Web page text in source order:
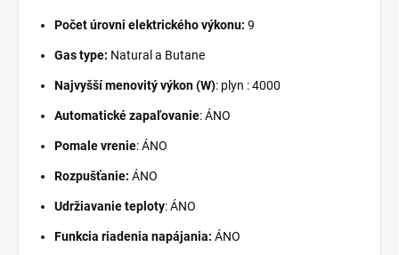
Počet úrovni elektrického výkonu: 9
Gas type: Natural a Butane
Najvyšší menovitý výkon (W): plyn : 4000
Automatické zapaľovanie: ÁNO
Pomale vrenie: ÁNO
Rozpušťanie: ÁNO
Udržiavanie teploty: ÁNO
Funkcia riadenia napájania: ÁNO